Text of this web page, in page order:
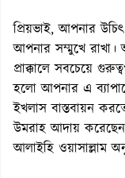
প্রিয়ভাই, আপনার
আপনার সম্মুখে
প্রাক্কালে সবচেয়ে
হলো আপনার এ
ইখলাস বাস্তবায়ন
উমরাহ আদায় করেছেন,
আলাইহি ওয়াসাল্লাম